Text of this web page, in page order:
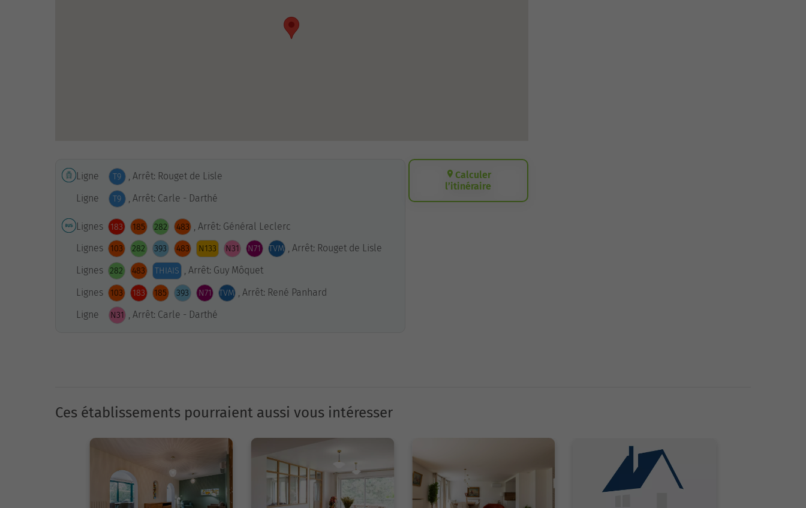
Ligne T9
, Arrêt: Rouget de Lisle
Ligne
T9 , Arrêt: Carle - Darthé
Lignes 183 185 282 483
, Arrêt: Général Leclerc
Lignes
103 282 393 483 N133 N31 N71 TVM , Arrêt: Rouget de Lisle
Lignes
282 483 THIAIS , Arrêt: Guy Môquet
Lignes
103 183 185 393 N71 TVM , Arrêt: René Panhard
Ligne
N31 , Arrêt: Carle - Darthé
Calculer
l’itinéraire
Ces établissements pourraient aussi vous intéresser